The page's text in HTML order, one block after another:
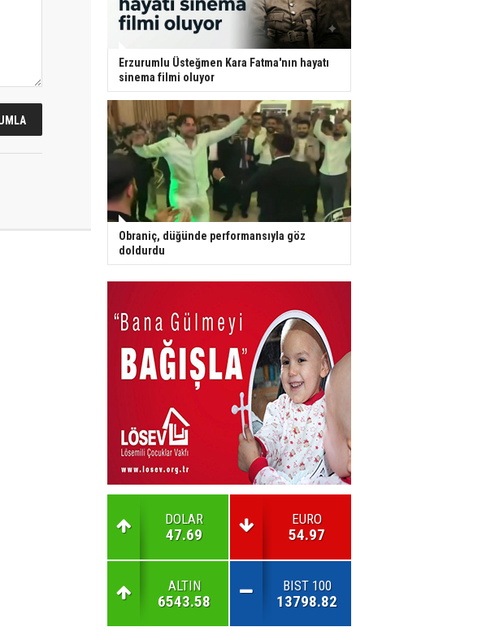
Erzurumlu Üsteğmen Kara Fatma'nın hayatı
sinema filmi oluyor
Obraniç, düğünde performansıyla göz
doldurdu
DOLAR
47.69
EURO
54.97
ALTIN
6543.58
BIST 100
13798.82